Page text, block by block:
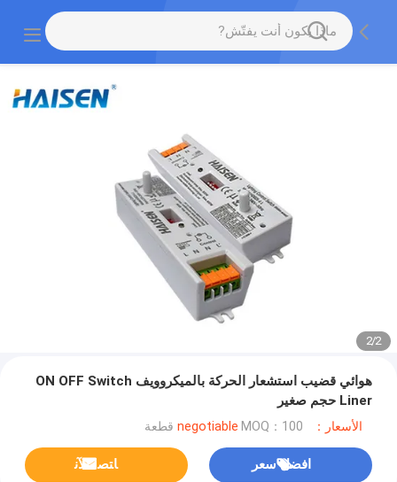
2
/
2
هوائي قضيب استشعار الحركة بالميكروويف ON OFF Switch
Liner حجم صغير
الأسعار：negotiable MOQ：100 قطعة
افضل سعر ﺎﺘﺼﻟ ﺍﻶﻧ